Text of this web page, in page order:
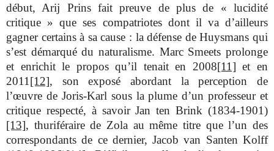
début, Arij Prins fait preuve de plus de « lucidité
critique » que ses compatriotes dont il va d’ailleurs
gagner certains à sa cause : la défense de Huysmans qui
s’est démarqué du naturalisme. Marc Smeets prolonge
et enrichit le propos qu’il tenait en 2008[11] et en
2011 [12], son exposé abordant la perception de
l’œuvre de Joris-Karl sous la plume d’un professeur et
critique respecté, à savoir Jan ten Brink (1834-1901)
[13], thuriféraire de Zola au même titre que l’un des
correspondants de ce dernier, Jacob van Santen Kolff